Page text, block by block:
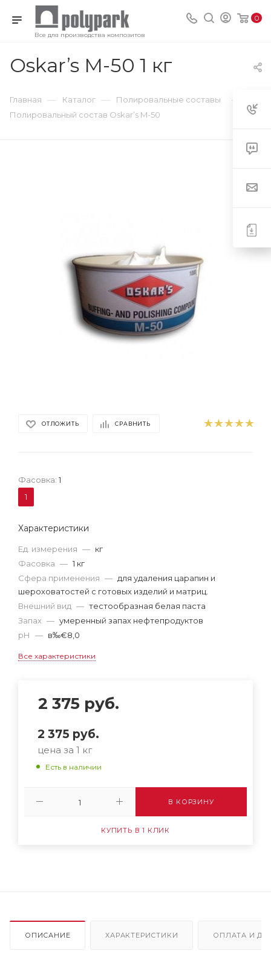
Все для производства композитов
0
Oskar’s M-50 1 кг
Главная — Каталог — Полировальные составы —
Полировальный состав Оskar’s M-50
ОТЛОЖИТЬ СРАВНИТЬ
Фасовка: 1
1
Характеристики
Ед. измерения — кг
Фасовка — 1 кг
Сфера применения — для удаления царапин и
шероховатостей с готовых изделий и матриц.
Внешний вид — тестообразная белая паста
Запах — умеренный запах нефтепродуктов
рН
— в‰€8,0
Все характеристики
2 375 руб.
2 375 руб.
цена за 1 кг
Есть в наличии
В КОРЗИНУ
КУПИТЬ В 1 КЛИК
ОПИСАНИЕ ХАРАКТЕРИСТИКИ ОПЛАТА И